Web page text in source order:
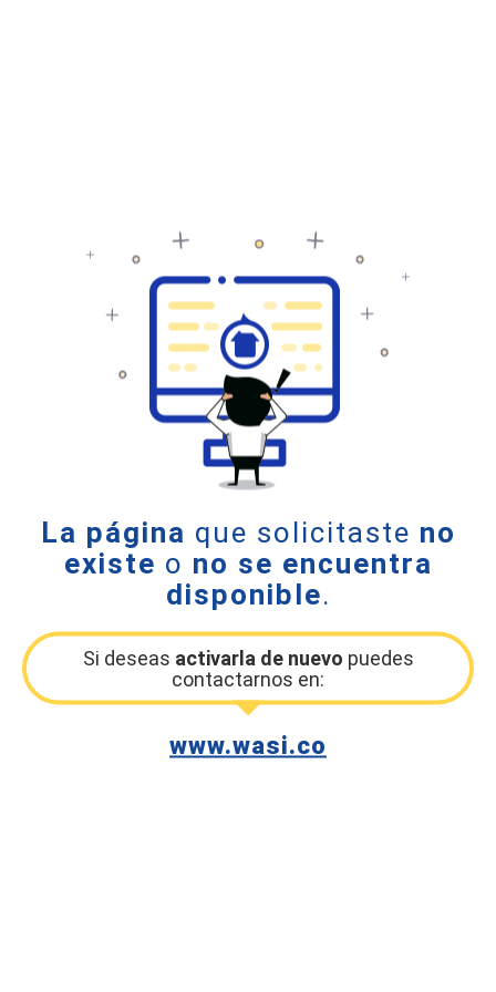
La página que solicitaste no
existe o no se encuentra
disponible.
Si deseas activarla de nuevo puedes
contactarnos en:
www.wasi.co